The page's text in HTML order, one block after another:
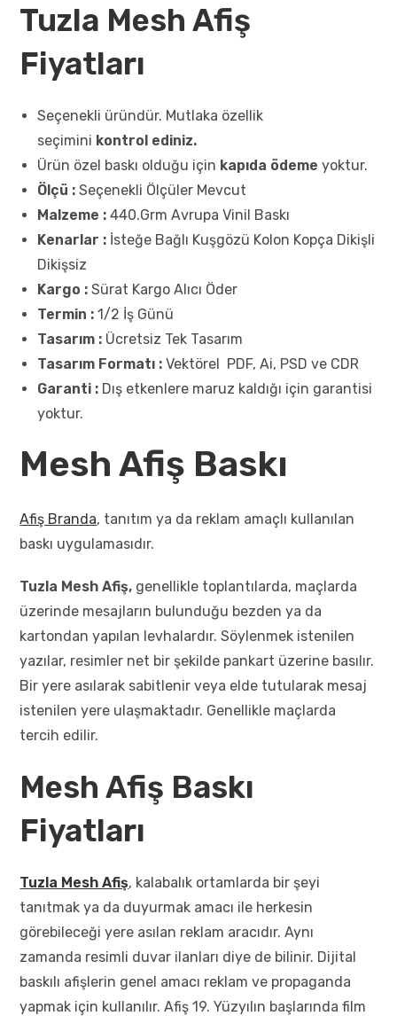
Tuzla Mesh Afiş
Fiyatları
Seçenekli üründür. Mutlaka özellik
seçimini kontrol ediniz.
Ürün özel baskı olduğu için kapıda ödeme yoktur.
Ölçü : Seçenekli Ölçüler Mevcut
Malzeme : 440.Grm Avrupa Vinil Baskı
Kenarlar : İsteğe Bağlı Kuşgözü Kolon Kopça Dikişli
Dikişsiz
Kargo : Sürat Kargo Alıcı Öder
Termin : 1/2 İş Günü
Tasarım : Ücretsiz Tek Tasarım
Tasarım Formatı : Vektörel PDF, Ai, PSD ve CDR
Garanti : Dış etkenlere maruz kaldığı için garantisi
yoktur.
Mesh Afiş Baskı
Afiş Branda, tanıtım ya da reklam amaçlı kullanılan
baskı uygulamasıdır.
Tuzla Mesh Afiş, genellikle toplantılarda, maçlarda
üzerinde mesajların bulunduğu bezden ya da
kartondan yapılan levhalardır. Söylenmek istenilen
yazılar, resimler net bir şekilde pankart üzerine basılır.
Bir yere asılarak sabitlenir veya elde tutularak mesaj
istenilen yere ulaşmaktadır. Genellikle maçlarda
tercih edilir.
Mesh Afiş Baskı
Fiyatları
Tuzla Mesh Afiş, kalabalık ortamlarda bir şeyi
tanıtmak ya da duyurmak amacı ile herkesin
görebileceği yere asılan reklam aracıdır. Aynı
zamanda resimli duvar ilanları diye de bilinir. Dijital
baskılı afişlerin genel amacı reklam ve propaganda
yapmak için kullanılır. Afiş 19. Yüzyılın başlarında film